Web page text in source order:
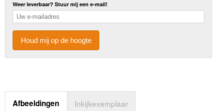
Weer leverbaar? Stuur mij een e-mail!
Houd mij op de hoogte
Afbeeldingen Inkijkexemplaar